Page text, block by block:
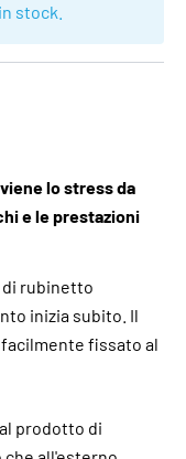
stock.
lo stress da
e le prestazioni
di rubinetto
inizia subito. Il
fissato al
prodotto di